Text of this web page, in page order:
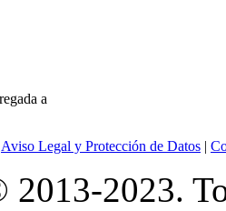
a
Aviso Legal y Protección de Datos |
2023.